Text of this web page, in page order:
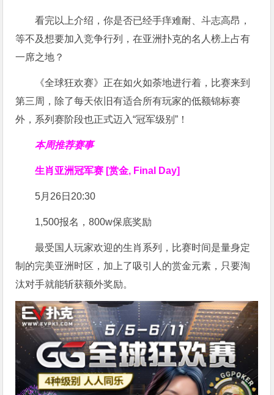
看完以上介绍，你是否已经手痒难耐、斗志高昂，
等不及想要加入竞争行列，在亚洲扑克的名人榜上占有
一席之地？
《全球狂欢赛》正在如火如荼地进行着，比赛来到
第三周，除了每天依旧有适合所有玩家的低额锦标赛
外，系列赛阶段也正式迈入“冠军级别”！
本周推荐赛事
生肖亚洲冠军赛 [赏金, Final Day]
5月26日20:30
1,500报名，800w保底奖励
最受国人玩家欢迎的生肖系列，比赛时间是量身定
制的完美亚洲时区，加上了吸引人的赏金元素，只要淘
汰对手就能斩获额外奖励。